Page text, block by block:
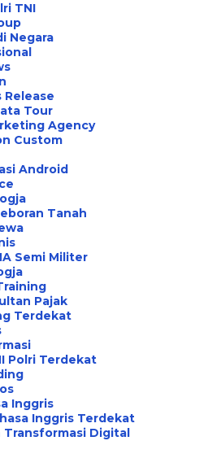
TNI
Negara
Release
Tour
Agency
Custom
Android
Tanah
Semi Militer
Pajak
Terdekat
Polri Terdekat
Inggris
Inggris Terdekat
Transformasi Digital